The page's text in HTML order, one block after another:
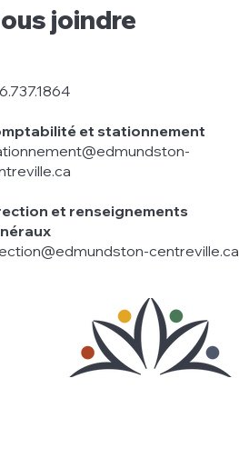
joindre
et stationnement
et renseignements
centreville.ca